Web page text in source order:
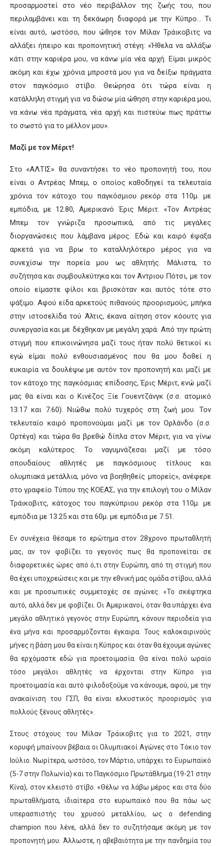
προσαρμοστεί στο νέο περιβάλλον της ζωής του, που
περιλαμβάνει και τηδεκάωρη διαφορά με την Κύπρο… Τι
είναι αυτό, ωστόσο, που ώθησε τον Μίλαν Τράικοβιτςνα
αλλάξει ήπειρο και προπονητική στέγη: «Ήθελα να αλλάξω
κάτι στην καριέρα μου, να κάνω μία νέα αρχή. Είμαι μικρός
ακόμη και έχω χρόνια μπροστά μου για να δείξω πράγματα
στον παγκόσμιο στίβο. Θεώρησα ότι τώρα είναι η
κατάλληλη στιγμή για να δώσω μία ώθηση στην καριέρα μου,
να κάνω νέα πράγματα, νέα αρχή και πιστεύω πως πράττω
το σωστό για το μέλλον μου».
Μαζί με τον Μέριτ!
Στο «ΑΛΤΙΣ» θα συναντήσει το νέο προπονητή του, που
είναι ο Αντρέας Μπεμ, ο οποίος καθοδηγεί τα τελευταία
χρόνια τον κάτοχο του παγκόσμιου ρεκόρ στα 110μ. με
εμπόδια, με 12.80, ΑμερικανόΈρις Μέριτ.
«Τον Αντρέας
Μπεμ τον γνώριζα προσωπικά, από τις μεγάλες
διοργανώσεις που λάμβανα μέρος. Εδώ και καιρό έψαξα
αρκετά για να βρω το καταλληλότερο μέρος για να
συνεχίσω την πορεία μου ως αθλητής. Μάλιστα, το
συζήτησα και συμβουλεύτηκα και τον Άντριου Πότσι, με τον
οποίο είμαστε φίλοι και βρισκόταν και αυτός τότε στο
ψάξιμο. Αφού είδα αρκετούς πιθανούς προορισμούς, μπήκα
στην ιστοσελίδα τού Άλτις, έκανα αίτηση στον κόουτς για
συνεργασία καιμε δέχθηκαν με μεγάλη χαρά. Από την πρώτη
στιγμή που επικοινώνησα μαζί τους ήταν πολύ θετικοί κι
εγώ είμαι πολύ ενθουσιασμένος που θα μου δοθεί η
ευκαιρία να δουλέψω με αυτόν τον προπονητή και μαζί με
τον κάτοχο της παγκόσμιας επίδοσης, Έρις Μέριτ,ενώ μαζί
μας θα είναι και ο Κινέζος Ξίε Γουεντζάνγκ (σ.σ. ατομικό
13.17 και 7.60). Νιώθω πολύ τυχερός στη ζωή μου. Τον
τελευταίο καιρό προπονούμαι μαζί με τον Ορλάνδο (σ.σ.
Ορτέγα) και τώρα θα βρεθώ δίπλα στον Μέριτ, για να γίνω
ακόμη καλύτερος. Το ναγυμνάζεσαι μαζί με τόσο
σπουδαίους αθλητές με παγκόσμιους τίτλους και
ολυμπιακά μετάλλια, μόνο να βοηθηθείς μπορείς», ανέφερε
στο γραφείο Τύπου της ΚΟΕΑΣ, για την επιλογή του ο Μίλαν
Τράικοβιτς, κάτοχος τουπαγκύπριου ρεκόρ στα 110μ. με
εμπόδια με 13.25 και στα 60μ. με εμπόδια με 7.51.
Εν συνέχεια θέσαμε το ερώτημα στον 28χρονο πρωταθλητή
μας, αν τον φοβίζει το γεγονός πως θα προπονείται σε
διαφορετικές ώρες από ό,τι στην Ευρώπη, από τη στιγμή που
θα έχει υποχρεώσεις και με την εθνική μας ομάδα στίβου, αλλά
και με προσωπικές συμμετοχές σε αγώνες. «Το σκέφτηκα
αυτό, αλλά δεν με φοβίζει. Οι Αμερικανοί, όταν θα υπάρχει ένα
μεγάλο αθλητικό γεγονός στην Ευρώπη, κάνουν περιοδεία για
ένα μήνα και προσαρμόζονται έγκαιρα. Τους καλοκαιρινούς
μήνες η βάση μου θα είναι η Κύπρος και όταν θα έχουμε αγώνες
θα ερχόμαστε εδώ για προετοιμασία. Θα είναι πολύ ωραίο
τόσο μεγάλοι αθλητές να έρχονται στην Κύπρο για
προετοιμασία και αυτό φιλοδοξούμε να κάνουμε, αφού, με την
ανακαίνιση του ΓΣΠ, θα είναι ελκυστικός προορισμός για
πολλούς ξένους αθλητές».
Στους στόχους του Μίλαν Τράικοβιτς για το 2021, στην
κορυφή μπαίνουν βέβαια οι Ολυμπιακοί Αγώνες στο Τόκιο τον
Ιούλιο. Νωρίτερα, ωστόσο, τον Μάρτιο, υπάρχει το Ευρωπαϊκό
(5-7 στην Πολωνία) και το Παγκόσμιο Πρωτάθλημα (19-21 στην
Κίνα), στον κλειστό στίβο. «Θέλω να λάβω μέρος και στα δύο
πρωταθλήματα, ιδιαίτερα στο ευρωπαϊκό που θα πάω ως
υπερασπιστής του χρυσού μεταλλίου, ως ο defending
champion που λένε, αλλά δεν το συζητήσαμε ακόμη με τον
προπονητή μου. Άλλωστε, η αβεβαιότητα με την πανδημία του